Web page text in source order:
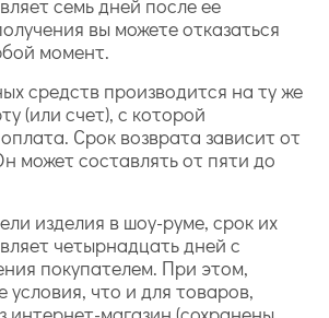
семь дней после ее
вы можете отказаться
момент.
средств производится на ту же
(или счет), с которой
Срок возврата зависит от
может составлять от пяти до
изделия в шоу-руме, срок их
четырнадцать дней с
покупателем. При этом,
условия, что и для товаров,